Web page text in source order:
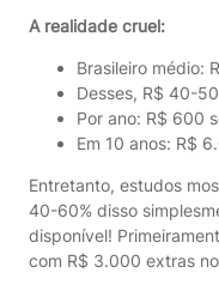
A realidade cruel:
Brasileiro médio:
Desses, R$ 40-
Por ano: R$ 600
Em 10 anos: R$
Entretanto, estudos
40-60% disso
disponível!
com R$ 3.000 extras